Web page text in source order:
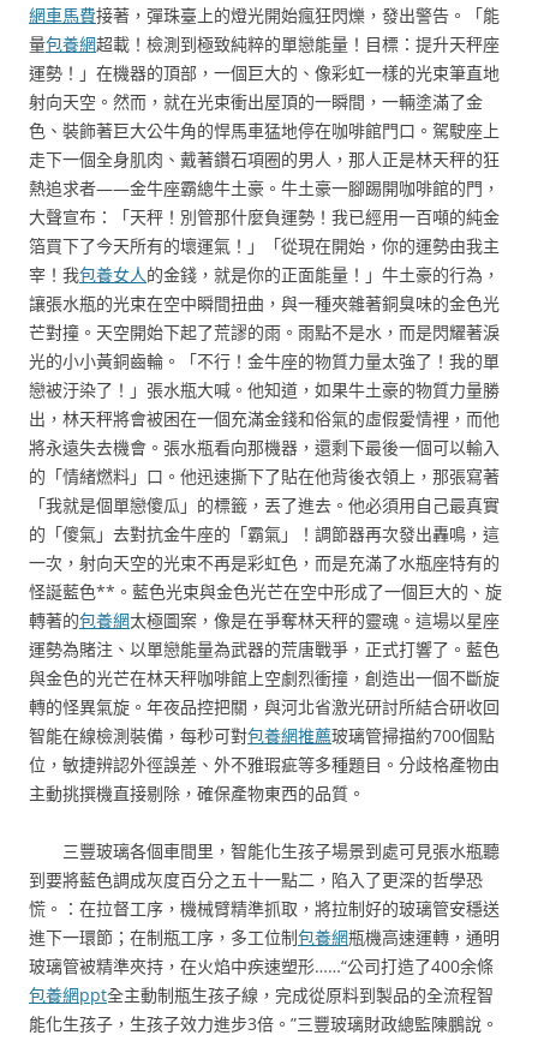
網車馬費接著，彈珠臺上的燈光開始瘋狂閃爍，發出警告。「能
量包養網超載！檢測到極致純粹的單戀能量！目標：提升天秤座
運勢！」在機器的頂部，一個巨大的、像彩虹一樣的光束筆直地
射向天空。然而，就在光束衝出屋頂的一瞬間，一輛塗滿了金
色、裝飾著巨大公牛角的悍馬車猛地停在咖啡館門口。駕駛座上
走下一個全身肌肉、戴著鑽石項圈的男人，那人正是林天秤的狂
熱追求者——金牛座霸總牛土豪。牛土豪一腳踢開咖啡館的門，
大聲宣布：「天秤！別管那什麼負運勢！我已經用一百噸的純金
箔買下了今天所有的壞運氣！」「從現在開始，你的運勢由我主
宰！我包養女人的金錢，就是你的正面能量！」牛土豪的行為，
讓張水瓶的光束在空中瞬間扭曲，與一種夾雜著銅臭味的金色光
芒對撞。天空開始下起了荒謬的雨。雨點不是水，而是閃耀著淚
光的小小黃銅齒輪。「不行！金牛座的物質力量太強了！我的單
戀被汙染了！」張水瓶大喊。他知道，如果牛土豪的物質力量勝
出，林天秤將會被困在一個充滿金錢和俗氣的虛假愛情裡，而他
將永遠失去機會。張水瓶看向那機器，還剩下最後一個可以輸入
的「情緒燃料」口。他迅速撕下了貼在他背後衣領上，那張寫著
「我就是個單戀傻瓜」的標籤，丟了進去。他必須用自己最真實
的「傻氣」去對抗金牛座的「霸氣」！調節器再次發出轟鳴，這
一次，射向天空的光束不再是彩虹色，而是充滿了水瓶座特有的
怪誕藍色**。藍色光束與金色光芒在空中形成了一個巨大的、旋
轉著的包養網太極圖案，像是在爭奪林天秤的靈魂。這場以星座
運勢為賭注、以單戀能量為武器的荒唐戰爭，正式打響了。藍色
與金色的光芒在林天秤咖啡館上空劇烈衝撞，創造出一個不斷旋
轉的怪異氣旋。年夜品控把關，與河北省激光研討所結合研收回
智能在線檢測裝備，每秒可對包養網推薦玻璃管掃描約700個點
位，敏捷辨認外徑誤差、外不雅瑕疵等多種題目。分歧格產物由
主動挑撰機直接剔除，確保產物東西的品質。
三豐玻璃各個車間里，智能化生孩子場景到處可見張水瓶聽
到要將藍色調成灰度百分之五十一點二，陷入了更深的哲學恐
慌。：在拉督工序，機械臂精準抓取，將拉制好的玻璃管安穩送
進下一環節；在制瓶工序，多工位制包養網瓶機高速運轉，通明
玻璃管被精準夾持，在火焰中疾速塑形……“公司打造了400余條
包養網ppt全主動制瓶生孩子線，完成從原料到製品的全流程智
能化生孩子，生孩子效力進步3倍。”三豐玻璃財政總監陳鵬說。